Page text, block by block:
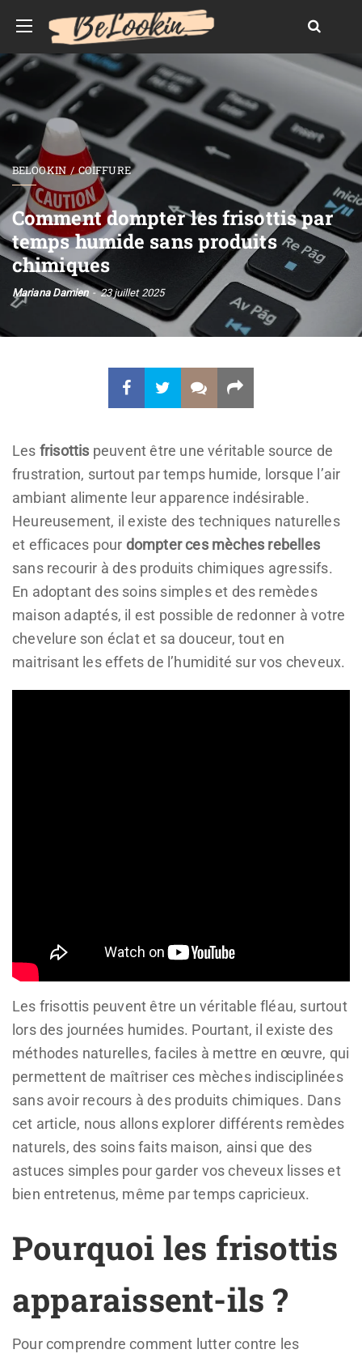
BELOOKIN COIFFURE
Comment dompter les frisottis par
temps humide sans produits
chimiques
Mariana Damien 23 juillet 2025
Les frisottis peuvent être une véritable source de
frustration, surtout par temps humide, lorsque l’air
ambiant alimente leur apparence indésirable.
Heureusement, il existe des techniques naturelles
et efficaces pour dompter ces mèches rebelles
sans recourir à des produits chimiques agressifs.
En adoptant des soins simples et des remèdes
maison adaptés, il est possible de redonner à votre
chevelure son éclat et sa douceur, tout en
maitrisant les effets de l’humidité sur vos cheveux.
Les frisottis peuvent être un véritable fléau, surtout
lors des journées humides. Pourtant, il existe des
méthodes naturelles, faciles à mettre en œuvre, qui
permettent de maîtriser ces mèches indisciplinées
sans avoir recours à des produits chimiques. Dans
cet article, nous allons explorer différents remèdes
naturels, des soins faits maison, ainsi que des
astuces simples pour garder vos cheveux lisses et
bien entretenus, même par temps capricieux.
Pourquoi les frisottis
apparaissent-ils ?
Pour comprendre comment lutter contre les